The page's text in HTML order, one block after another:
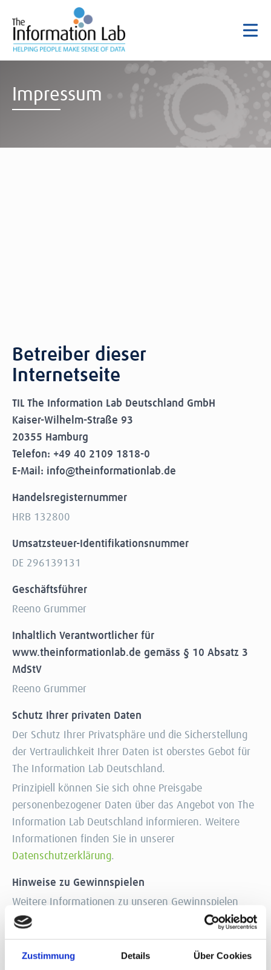
Zustimmung Details Über Cookies
Impressum
Betreiber dieser
Internetseite
TIL The Information Lab Deutschland GmbH
Kaiser-Wilhelm-Straße 93
20355 Hamburg
Telefon: +49 40 2109 1818-0
E-Mail: info@theinformationlab.de
Handelsregisternummer
HRB 132800
Umsatzsteuer-Identifikationsnummer
DE 296139131
Geschäftsführer
Reeno Grummer
Inhaltlich Verantwortlicher für
www.theinformationlab.de gemäss § 10 Absatz 3
MdStV
Reeno Grummer
Schutz Ihrer privaten Daten
Der Schutz Ihrer Privatsphäre und die Sicherstellung
der Vertraulichkeit Ihrer Daten ist oberstes Gebot für
The Information Lab Deutschland.
Prinzipiell können Sie sich ohne Preisgabe
personenbezogener Daten über das Angebot von The
Information Lab Deutschland informieren. Weitere
Informationen finden Sie in unserer
Datenschutzerklärung.
Hinweise zu Gewinnspielen
Weitere Informationen zu unseren Gewinnspielen
finden Sie hier:
Rechtliche Hinweise für Gewinnspiele.